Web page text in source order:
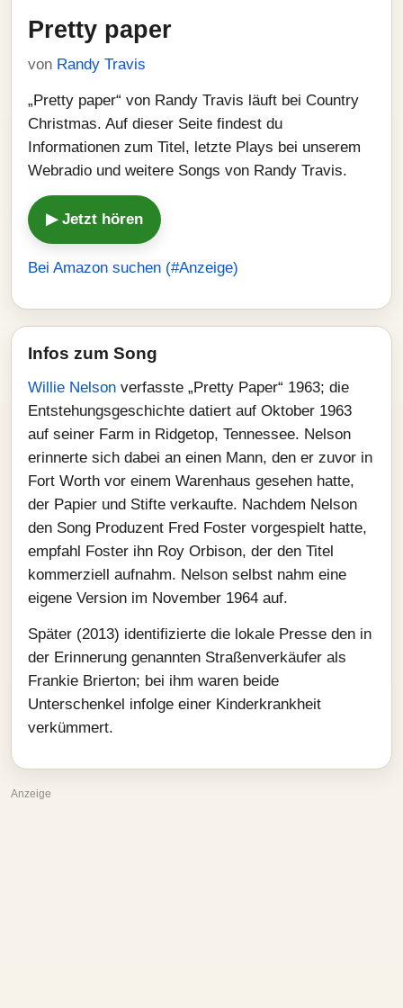
Pretty paper
von Randy Travis
„Pretty paper“ von Randy Travis läuft bei Country
Christmas. Auf dieser Seite findest du
Informationen zum Titel, letzte Plays bei unserem
Webradio und weitere Songs von Randy Travis.
▶ Jetzt hören
Bei Amazon suchen (#Anzeige)
Infos zum Song
Willie Nelson verfasste „Pretty Paper“ 1963; die
Entstehungsgeschichte datiert auf Oktober 1963
auf seiner Farm in Ridgetop, Tennessee. Nelson
erinnerte sich dabei an einen Mann, den er zuvor in
Fort Worth vor einem Warenhaus gesehen hatte,
der Papier und Stifte verkaufte. Nachdem Nelson
den Song Produzent Fred Foster vorgespielt hatte,
empfahl Foster ihn Roy Orbison, der den Titel
kommerziell aufnahm. Nelson selbst nahm eine
eigene Version im November 1964 auf.
Später (2013) identifizierte die lokale Presse den in
der Erinnerung genannten Straßenverkäufer als
Frankie Brierton; bei ihm waren beide
Unterschenkel infolge einer Kinderkrankheit
verkümmert.
Anzeige